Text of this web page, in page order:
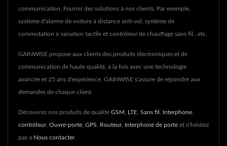
communication. Fournir des solutions à nos clients. Par exemple,
système d'alarme de voiture à distance anti-vol, système de
commutation à variation tactile et contrôleur de chauffage sans fil...etc.
GAINWISE propose aux clients des produits électroniques et de
communication de haute qualité, à la fois avec une technologie
avancée et 25 ans d'expérience. GAINWISE s'assure de répondre aux
demandes de chaque client.
Découvrez nos produits de qualité GSM LTE Sans fil Interphone
contrôleur, Ouvre-porte GPS Routeur, Interphone de porte et n'hésitez
pas à Nous contacter.